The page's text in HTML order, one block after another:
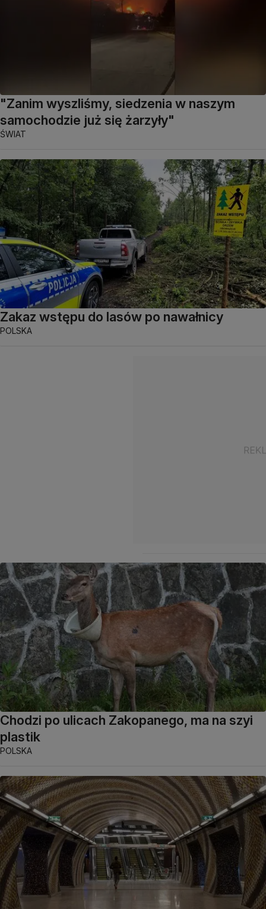
"Zanim wyszliśmy, siedzenia w naszym
samochodzie już się żarzyły"
ŚWIAT
Zakaz wstępu do lasów po nawałnicy
POLSKA
Chodzi po ulicach Zakopanego, ma na szyi
plastik
POLSKA